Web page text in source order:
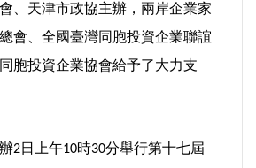
、天津市政協主辦，兩岸企業家
會、全國臺灣同胞投資企業聯誼
胞投資企業協會給予了大力支
2日上午10時30分舉行第十七屆